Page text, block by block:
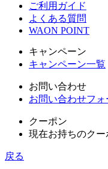
ご利用ガイド
よくある質問
WAON POINT
キャンペーン
キャンペーン一覧
お問い合わせ
お問い合わせフォ
クーポン
現在お持ちのクー
戻る